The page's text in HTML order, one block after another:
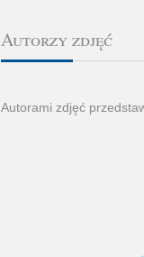
Autorzy zdjęć
Autorami zdjęć